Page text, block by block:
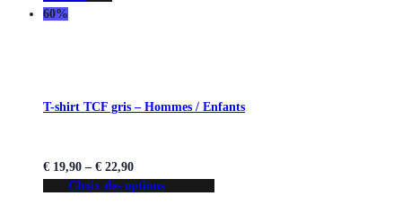
60%
T-shirt TCF gris – Hommes / Enfants
€ 19,90 – € 22,90
Choix des options